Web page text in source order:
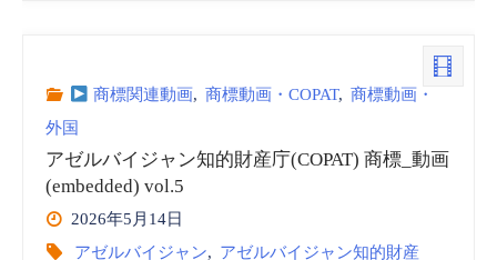
商標関連動画, 商標動画・COPAT, 商標動画・
外国
アゼルバイジャン知的財産庁(COPAT) 商標_動画
(embedded) vol.5
2026年5月14日
アゼルバイジャン, アゼルバイジャン知的財産